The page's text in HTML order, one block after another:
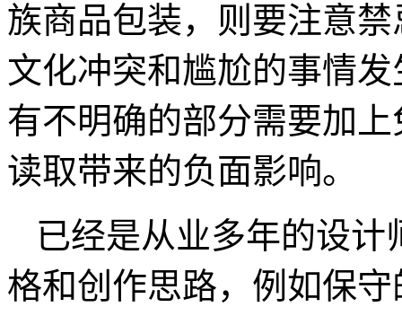
族商品包装，则要注意
文化冲突和尴尬的事情
有不明确的部分需要加
读取带来的负面影响。
已经是从业多年的设
格和创作思路，例如保